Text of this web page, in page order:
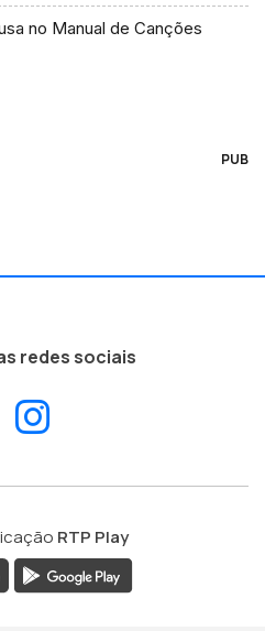
no Manual de Canções
PUB
redes sociais
Facebook
RTP Play